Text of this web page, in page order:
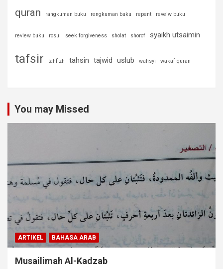
quran rangkuman buku rengkuman buku repent reveiw buku
review buku rosul seek forgiveness sholat shorof syaikh utsaimin
tafsir tahfizh tahsin tajwid uslub wahsyi wakaf quran
You may Missed
ARTIKEL BAHASA ARAB
Musailimah Al-Kadzab